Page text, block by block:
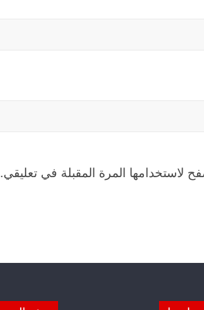
لاستخدامها المرة المقبلة في تعليقي.